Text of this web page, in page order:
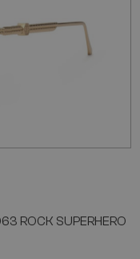
ROCK SUPERHERO